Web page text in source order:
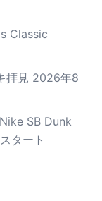
Classic
拝見 2026年8
SB Dunk
タート